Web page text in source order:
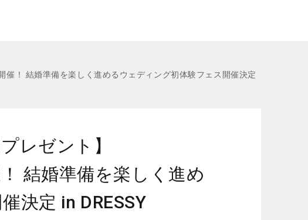
！ 結婚準備を楽しく進めるウェディング初体験フェス開催決定
レゼント】
結婚準備を楽しく進め
決定 in DRESSY